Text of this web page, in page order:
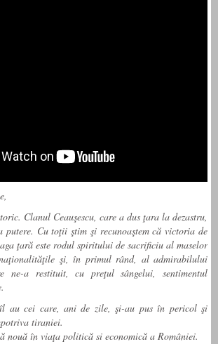
Clanul Ceauşescu, care a dus ţara la dezastru,
putere. Cu toţii ştim şi recunoaştem că victoria de
ţară este rodul spiritului de sacrificiu al maselor
şi, în primul rând, al admirabilului
ne-a restituit, cu preţul sângelui, sentimentul
au cei care, ani de zile, şi-au pus în pericol şi
tiraniei.
nouă în viaţa politică si economică a României.